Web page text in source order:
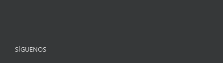
SÍGUENOS